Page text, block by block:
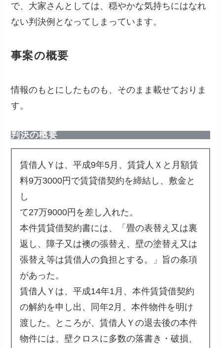
で、大家さんとしては、穏やかな気持ちにはなれ
ない判決例となってしまっています。
事案の概要
情報のもとにしたものも、そのまま載せておりま
す。
判決の概要
賃借人Ｙは、平成9年5月、賃貸人Ｘと月額賃
料9万3000円で賃貸借契約を締結し、敷金と
し
て27万9000円を差し入れた。
本件賃貸借契約書には、「畳の表替え又は裏
返し、障子又は襖の張替え、壁の塗替え又は
張替え等は賃借人の負担とする。」旨の条項
があった。
賃借人Ｙは、平成14年1月、本件賃貸借契約
の解約を申し出、同年2月、本件物件を明け
渡した。ところが、賃借人Ｙの退去後の本件
物件には、壁クロスに多数の落書き・破損、